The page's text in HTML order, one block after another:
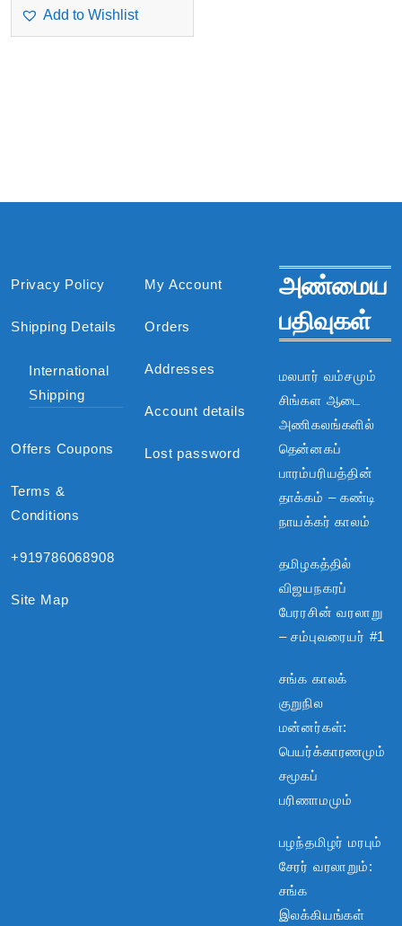
Add to Wishlist
Privacy Policy
Shipping Details
International
Shipping
Offers Coupons
Terms &
Conditions
+919786068908
Site Map
My Account
Orders
Addresses
Account details
Lost password
அண்மைய
பதிவுகள்
மலபார் வம்சமும்
சிங்கள ஆடை
அணிகலங்களில்
தென்னகப்
பாரம்பரியத்தின்
தாக்கம் – கண்டி
நாயக்கர் காலம்
தமிழகத்தில்
விஜயநகரப்
பேரரசின் வரலாறு
– சம்புவரையர் #1
சங்க காலக்
குறுநில
மன்னர்கள்:
பெயர்க்காரணமும்
சமூகப்
பரிணாமமும்
பழந்தமிழர் மரபும்
சேரர் வரலாறும்:
சங்க
இலக்கியங்கள்